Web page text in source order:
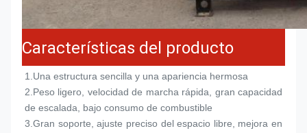
Características del producto
1. Una estructura sencilla y una apariencia hermosa
2. Peso ligero, velocidad de marcha rápida, gran capacidad
de escalada, bajo consumo de combustible
3. Gran soporte, ajuste preciso del espacio libre, mejora en